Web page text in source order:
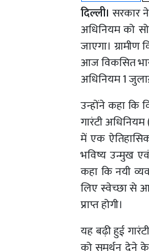
दिल्ली। सरकार
अधिनियम को
जाएगा।
आज विकसित
अधिनियम 1
उन्होंने कहा कि
गारंटी अधिनियम
में एक
भविष्य उन्मुख
कहा कि नयी
लिए स्वेच्छा से
प्राप्त होगी।
यह बढ़ी हुई